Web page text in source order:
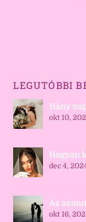
LEGUTÓBBI
Hány
okt 10,
Hogyan
dec 4,
Az
okt 16,